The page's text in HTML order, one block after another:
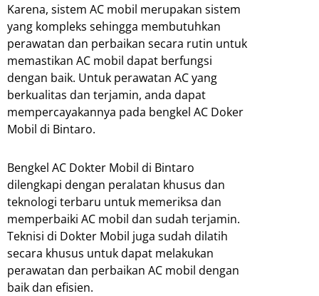
Karena, sistem AC mobil merupakan sistem
yang kompleks sehingga membutuhkan
perawatan dan perbaikan secara rutin untuk
memastikan AC mobil dapat berfungsi
dengan baik. Untuk perawatan AC yang
berkualitas dan terjamin, anda dapat
mempercayakannya pada bengkel AC Doker
Mobil di Bintaro.
Bengkel AC Dokter Mobil di Bintaro
dilengkapi dengan peralatan khusus dan
teknologi terbaru untuk memeriksa dan
memperbaiki AC mobil dan sudah terjamin.
Teknisi di Dokter Mobil juga sudah dilatih
secara khusus untuk dapat melakukan
perawatan dan perbaikan AC mobil dengan
baik dan efisien.